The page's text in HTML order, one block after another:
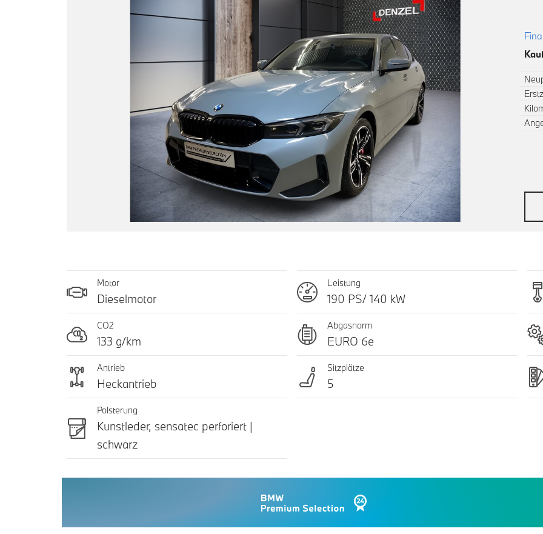
Motor
Dieselmotor
Leistung
190 PS/ 140 kW
CO2
133 g/km
Abgasnorm
EURO 6e
Antrieb
Heckantrieb
Sitzplätze
5
Polsterung
Kunstleder, sensatec perforiert |
schwarz